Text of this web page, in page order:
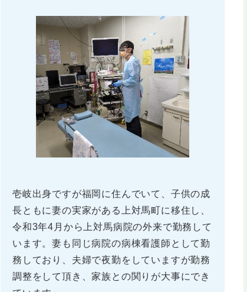
壱岐出身ですが福岡に住んでいて、子供の成
長ともに妻の実家がある上対馬町に移住し、
令和3年4月から上対馬病院の外来で勤務して
います。妻も同じ病院の病棟看護師として勤
務しており、夫婦で夜勤をしていますが勤務
調整をして頂き、家族との関りが大事にでき